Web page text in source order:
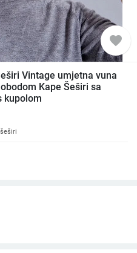
favorite
Vintage umjetna vuna
Kape Šeširi sa
kupolom